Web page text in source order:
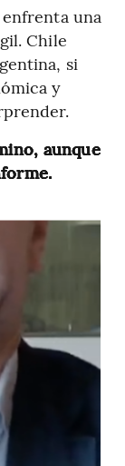
una
Chile
si
y
aunque